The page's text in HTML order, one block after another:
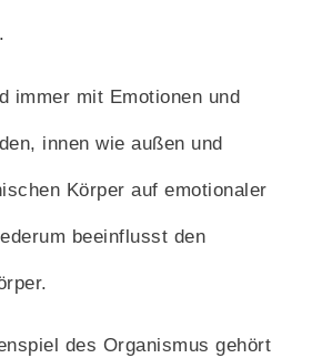
immer mit Emotionen und
innen wie außen und
Körper auf emotionaler
beeinflusst den
des Organismus gehört